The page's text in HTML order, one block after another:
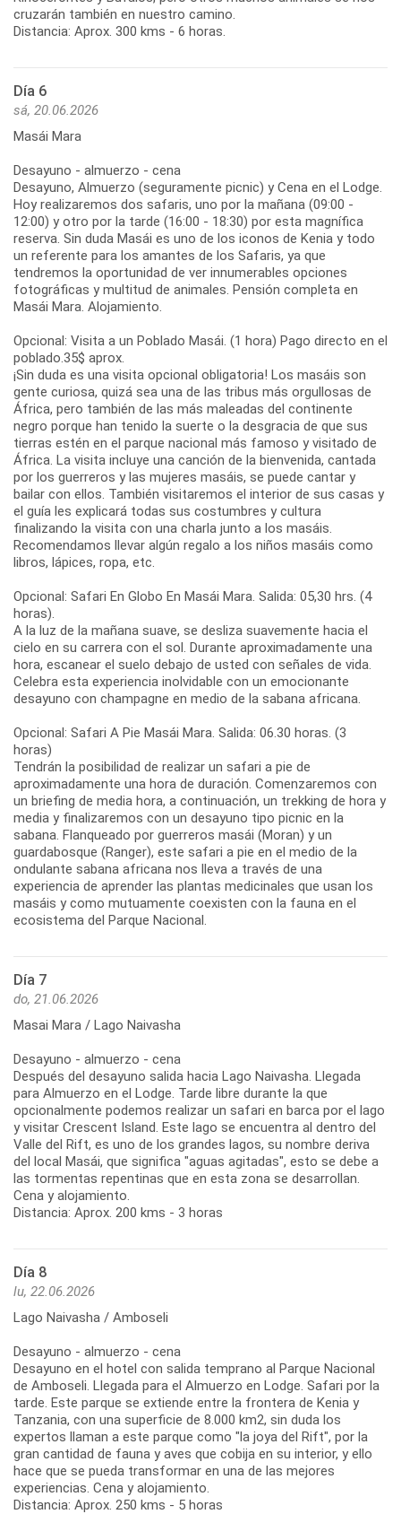
cruzarán también en nuestro camino.
Distancia: Aprox. 300 kms - 6 horas.
Día 6
sá, 20.06.2026
Masái Mara
Desayuno - almuerzo - cena
Desayuno, Almuerzo (seguramente picnic) y Cena en el Lodge.
Hoy realizaremos dos safaris, uno por la mañana (09:00 -
12:00) y otro por la tarde (16:00 - 18:30) por esta magnífica
reserva. Sin duda Masái es uno de los iconos de Kenia y todo
un referente para los amantes de los Safaris, ya que
tendremos la oportunidad de ver innumerables opciones
fotográficas y multitud de animales. Pensión completa en
Masái Mara. Alojamiento.
Opcional: Visita a un Poblado Masái. (1 hora) Pago directo en el
poblado.35$ aprox.
¡Sin duda es una visita opcional obligatoria! Los masáis son
gente curiosa, quizá sea una de las tribus más orgullosas de
África, pero también de las más maleadas del continente
negro porque han tenido la suerte o la desgracia de que sus
tierras estén en el parque nacional más famoso y visitado de
África. La visita incluye una canción de la bienvenida, cantada
por los guerreros y las mujeres masáis, se puede cantar y
bailar con ellos. También visitaremos el interior de sus casas y
el guía les explicará todas sus costumbres y cultura
finalizando la visita con una charla junto a los masáis.
Recomendamos llevar algún regalo a los niños masáis como
libros, lápices, ropa, etc.
Opcional: Safari En Globo En Masái Mara. Salida: 05,30 hrs. (4
horas).
A la luz de la mañana suave, se desliza suavemente hacia el
cielo en su carrera con el sol. Durante aproximadamente una
hora, escanear el suelo debajo de usted con señales de vida.
Celebra esta experiencia inolvidable con un emocionante
desayuno con champagne en medio de la sabana africana.
Opcional: Safari A Pie Masái Mara. Salida: 06.30 horas. (3
horas)
Tendrán la posibilidad de realizar un safari a pie de
aproximadamente una hora de duración. Comenzaremos con
un briefing de media hora, a continuación, un trekking de hora y
media y finalizaremos con un desayuno tipo picnic en la
sabana. Flanqueado por guerreros masái (Moran) y un
guardabosque (Ranger), este safari a pie en el medio de la
ondulante sabana africana nos lleva a través de una
experiencia de aprender las plantas medicinales que usan los
masáis y como mutuamente coexisten con la fauna en el
ecosistema del Parque Nacional.
Día 7
do, 21.06.2026
Masai Mara / Lago Naivasha
Desayuno - almuerzo - cena
Después del desayuno salida hacia Lago Naivasha. Llegada
para Almuerzo en el Lodge. Tarde libre durante la que
opcionalmente podemos realizar un safari en barca por el lago
y visitar Crescent Island. Este lago se encuentra al dentro del
Valle del Rift, es uno de los grandes lagos, su nombre deriva
del local Masái, que significa "aguas agitadas", esto se debe a
las tormentas repentinas que en esta zona se desarrollan.
Cena y alojamiento.
Distancia: Aprox. 200 kms - 3 horas
Día 8
lu, 22.06.2026
Lago Naivasha / Amboseli
Desayuno - almuerzo - cena
Desayuno en el hotel con salida temprano al Parque Nacional
de Amboseli. Llegada para el Almuerzo en Lodge. Safari por la
tarde. Este parque se extiende entre la frontera de Kenia y
Tanzania, con una superficie de 8.000 km2, sin duda los
expertos llaman a este parque como "la joya del Rift", por la
gran cantidad de fauna y aves que cobija en su interior, y ello
hace que se pueda transformar en una de las mejores
experiencias. Cena y alojamiento.
Distancia: Aprox. 250 kms - 5 horas